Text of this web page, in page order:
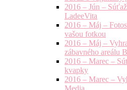
2016 – Jún –
LadeeVita
2016 – Máj –
vašou fotkou
2016 – Máj –
zábavného areálu
2016 – Marec –
kvapky
2016 – Marec –
Media